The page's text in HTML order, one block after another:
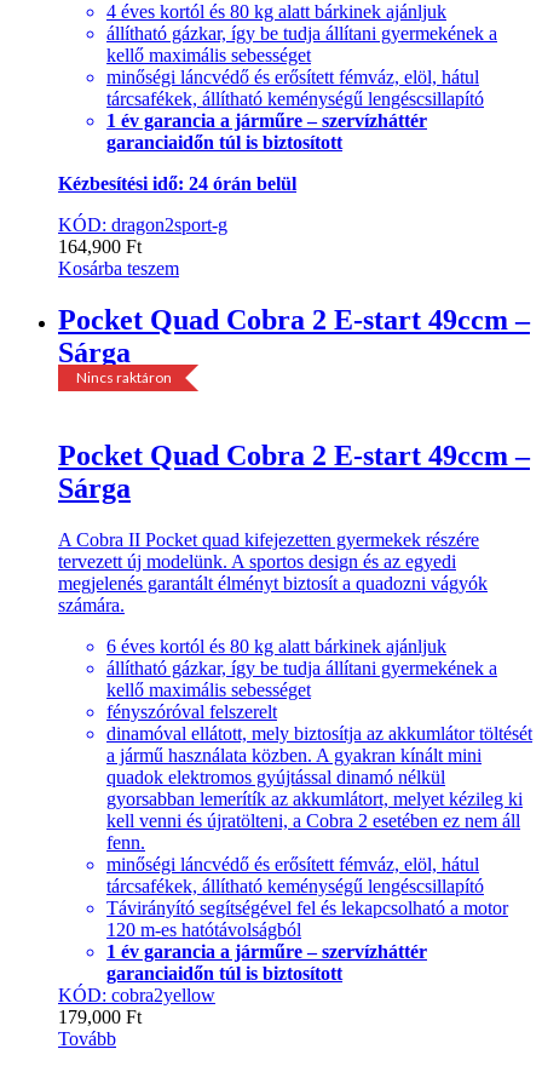
4 éves kortól és 80 kg alatt bárkinek ajánljuk
állítható gázkar, így be tudja állítani gyermekének a
kellő maximális sebességet
minőségi láncvédő és erősített fémváz, elöl, hátul
tárcsafékek, állítható keménységű lengéscsillapító
1 év garancia a járműre – szervízháttér
garanciaidőn túl is biztosított
Kézbesítési idő: 24 órán belül
KÓD: dragon2sport-g
164,900 Ft
Kosárba teszem
Nincs raktáron
Pocket Quad Cobra 2 E-start 49ccm –
Sárga
Pocket Quad Cobra 2 E-start 49ccm –
Sárga
A Cobra II Pocket quad kifejezetten gyermekek részére
tervezett új modelünk. A sportos design és az egyedi
megjelenés garantált élményt biztosít a quadozni vágyók
számára.
6 éves kortól és 80 kg alatt bárkinek ajánljuk
állítható gázkar, így be tudja állítani gyermekének a
kellő maximális sebességet
fényszóróval felszerelt
dinamóval ellátott, mely biztosítja az akkumlátor töltését
a jármű használata közben. A gyakran kínált mini
quadok elektromos gyújtással dinamó nélkül
gyorsabban lemerítík az akkumlátort, melyet kézileg ki
kell venni és újratölteni, a Cobra 2 esetében ez nem áll
fenn.
minőségi láncvédő és erősített fémváz, elöl, hátul
tárcsafékek, állítható keménységű lengéscsillapító
Távirányító segítségével fel és lekapcsolható a motor
120 m-es hatótávolságból
1 év garancia a járműre – szervízháttér
garanciaidőn túl is biztosított
KÓD: cobra2yellow
179,000 Ft
Tovább